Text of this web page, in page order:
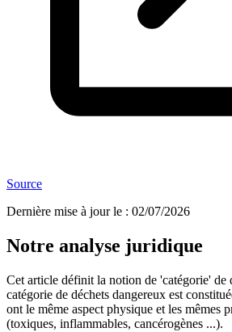
Source
Dernière mise à jour le : 02/07/2026
Notre analyse juridique
Cet article définit la notion de 'catégorie' de
catégorie de déchets dangereux est
ont le même aspect physique et les mêmes
(toxiques, inflammables, cancérogènes ...).